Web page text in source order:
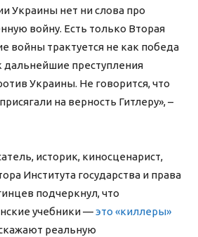
Украины нет ни слова про
войну. Есть только Вторая
войны трактуется не как победа
дальнейшие преступления
Украины. Не говорится, что
на верность Гитлеру», –
историк, киносценарист,
Института государства и права
подчеркнул, что
учебники —это «киллеры»
реальную